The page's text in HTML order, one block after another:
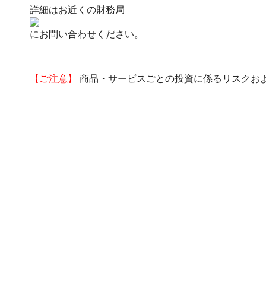
詳細はお近くの財務局
にお問い合わせください。
【ご注意】 商品・サービスごとの投資に係るリスクお